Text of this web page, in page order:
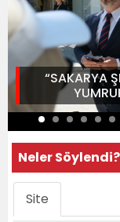
“SAKARYA
Neler Söylendi?
Site